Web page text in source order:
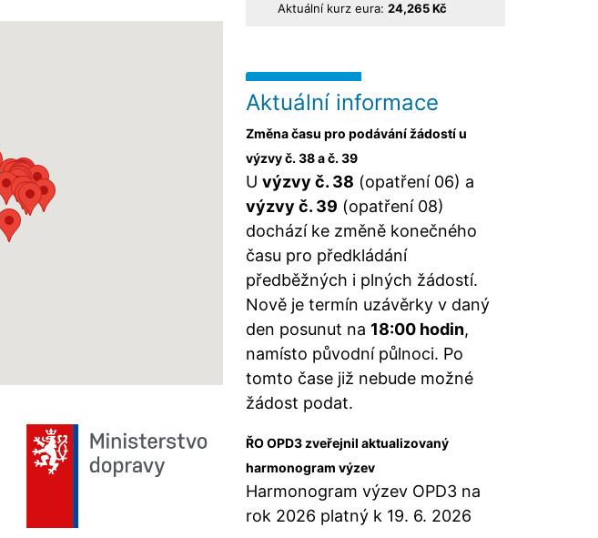
Aktuální kurz eura: 24,265 Kč
Aktuální informace
Změna času pro podávání žádostí u
výzvy č. 38 a č. 39
U výzvy č. 38 (opatření 06) a
výzvy č. 39 (opatření 08)
dochází ke změně konečného
času pro předkládání
předběžných i plných žádostí.
Nově je termín uzávěrky v daný
den posunut na 18:00 hodin,
namísto původní půlnoci. Po
tomto čase již nebude možné
žádost podat.
ŘO OPD3 zveřejnil aktualizovaný
harmonogram výzev
Harmonogram výzev OPD3 na
rok 2026 platný k 19. 6. 2026